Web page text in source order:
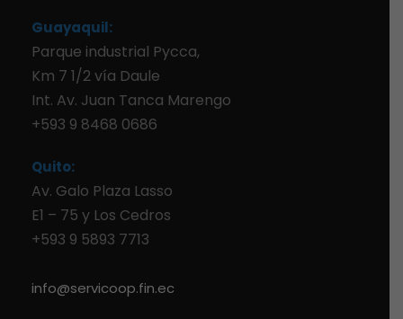
Guayaquil:
Parque industrial Pycca,
Km 7 1/2 vía Daule
Int. Av. Juan Tanca Marengo
+593 9 8468 0686
Quito:
Av. Galo Plaza Lasso
E1 – 75 y Los Cedros
+593 9 5893 7713
info@servicoop.fin.ec